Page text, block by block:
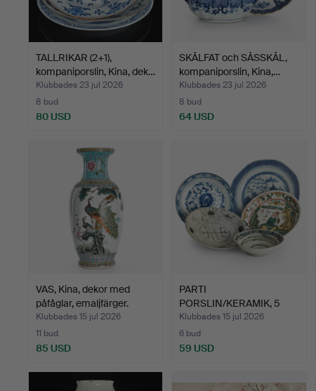
TALLRIKAR (2+1),
kompaniporslin, Kina, dek…
Klubbades 23 jul 2026
8 bud
80 USD
SKÅLFAT och SÅSSKÅL,
kompaniporslin, Kina,…
Klubbades 23 jul 2026
8 bud
64 USD
VAS, Kina, dekor med
påfåglar, emaljfärger.
Klubbades 15 jul 2026
11 bud
85 USD
PARTI
PORSLIN/KERAMIK, 5
delar, Kina, deko…
Klubbades 15 jul 2026
6 bud
59 USD